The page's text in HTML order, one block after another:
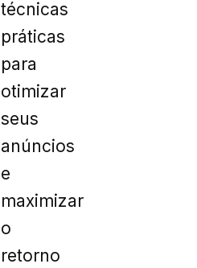
técnicas
práticas
para
otimizar
seus
anúncios
e
maximizar
o
retorno